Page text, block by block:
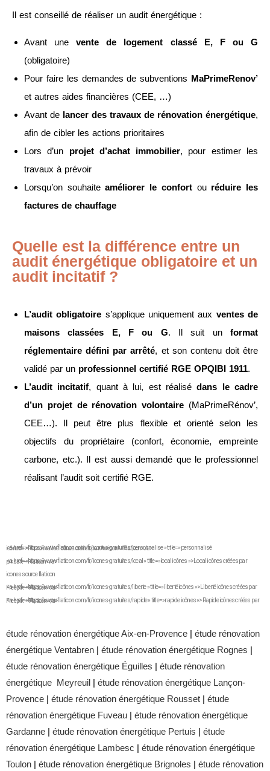
Il est conseillé de réaliser un audit énergétique :
Avant unevente de logement classé E, F ou G
(obligatoire)
Pour faire les demandes de subventions MaPrimeRenov’
et autres aides financières (CEE, …)
Avant de lancer des travaux de rénovation énergétique,
afin de cibler les actions prioritaires
Lors d’un projet d’achat immobilier, pour estimer les
travaux à prévoir
Lorsqu’on souhaiteaméliorer le confortou réduire les
factures de chauffage
Quelle est la différence entre un
audit énergétique obligatoire et un
audit incitatif ?
L’audit obligatoire s’applique uniquement aux ventes de
maisons classées E, F ou G. Il suit unformat
réglementaire défini par arrêté, et son contenu doit être
validé par un professionnel certifié RGE OPQIBI 1911.
L’audit incitatif, quant à lui, est réalisédans le cadre
d’un projet de rénovation volontaire (MaPrimeRénov’,
CEE…). Il peut être plus flexible et orienté selon les
objectifs du propriétaire (confort, économie, empreinte
carbone, etc.). Il est aussi demandé que le professionnel
réalisant l’audit soit certifié RGE.
<a href= »https://www.flaticon.com/fr/icones-gratuites/personnalise » title= »personnalisé icônes »>Personnalisé icônes créées par Awicon – Flaticon</a>
<a href= »https://www.flaticon.com/fr/icones-gratuites/local » title= »local icônes »>Local icônes créées par piksart – Flaticon</a>
icones source flaticon
<a href= »https://www.flaticon.com/fr/icones-gratuites/liberte » title= »liberté icônes »>Liberté icônes créées par Freepik – Flaticon</a>
<a href= »https://www.flaticon.com/fr/icones-gratuites/rapide » title= »rapide icônes »>Rapide icônes créées par Freepik – Flaticon</a>
étude rénovation énergétique Aix-en-Provence | étude rénovation
énergétique Ventabren | étude rénovation énergétique Rognes |
étude rénovation énergétique Éguilles | étude rénovation
énergétique Meyreuil | étude rénovation énergétique Lançon-
Provence | étude rénovation énergétique Rousset | étude
rénovation énergétique Fuveau | étude rénovation énergétique
Gardanne | étude rénovation énergétique Pertuis | étude
rénovation énergétique Lambesc | étude rénovation énergétique
Toulon | étude rénovation énergétique Brignoles | étude rénovation